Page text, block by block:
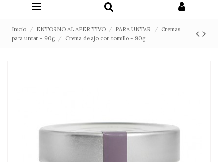
Inicio ENTORNO AL APERITIVO PARA UNTAR
Cremas
para untar - 90g
Crema de ajo con tomillo - 90g